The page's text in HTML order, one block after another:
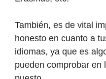
También, es de vital
honesto en cuanto a
idiomas, ya que es
pueden comprobar en